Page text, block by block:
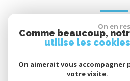
Espace
© 2026 | Tous droits réservés |
On en
Comme beaucoup,
utilise les cookies
On aimerait vous accompagner
votre visite.